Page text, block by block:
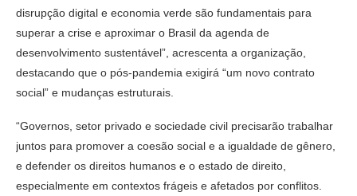
disrupção digital e economia verde são fundamentais para
superar a crise e aproximar o Brasil da agenda de
desenvolvimento sustentável”, acrescenta a organização,
destacando que o pós-pandemia exigirá “um novo contrato
social” e mudanças estruturais.
“Governos, setor privado e sociedade civil precisarão trabalhar
juntos para promover a coesão social e a igualdade de gênero,
e defender os direitos humanos e o estado de direito,
especialmente em contextos frágeis e afetados por conflitos.